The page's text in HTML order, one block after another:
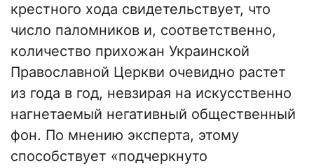
крестного хода свидетельствует, что
число паломников и, соответственно,
количество прихожан Украинской
Православной Церкви очевидно растет
из года в год, невзирая на искусственно
нагнетаемый негативный общественный
фон. По мнению эксперта, этому
способствует «подчеркнуто